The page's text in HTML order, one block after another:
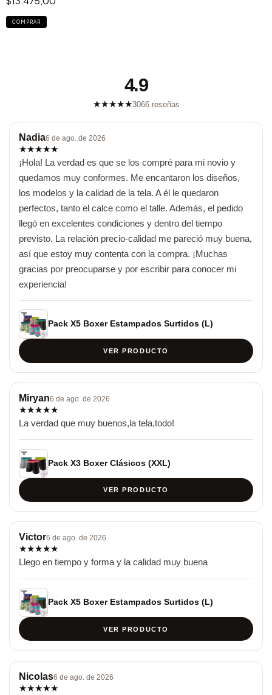
COMPRAR
4.9
★★★★★3066 reseñas
Nadia6 de ago. de 2026
★★★★★
¡Hola! La verdad es que se los compré para mi novio y
quedamos muy conformes. Me encantaron los diseños,
los modelos y la calidad de la tela. A él le quedaron
perfectos, tanto el calce como el talle. Además, el pedido
llegó en excelentes condiciones y dentro del tiempo
previsto. La relación precio-calidad me pareció muy buena,
así que estoy muy contenta con la compra. ¡Muchas
gracias por preocuparse y por escribir para conocer mi
experiencia!
Pack X5 Boxer Estampados Surtidos (L)
VER PRODUCTO
Miryan6 de ago. de 2026
★★★★★
La verdad que muy buenos,la tela,todo!
Pack X3 Boxer Clásicos (XXL)
VER PRODUCTO
Victor6 de ago. de 2026
★★★★★
Llego en tiempo y forma y la calidad muy buena
Pack X5 Boxer Estampados Surtidos (L)
VER PRODUCTO
Nicolas6 de ago. de 2026
★★★★★